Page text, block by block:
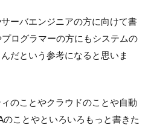
ーバエンジニアの方に向けて書
ログラマーの方にもシステムの
だという参考になると思いま
のことやクラウドのことや自動
ことやといろいろもっと書きた